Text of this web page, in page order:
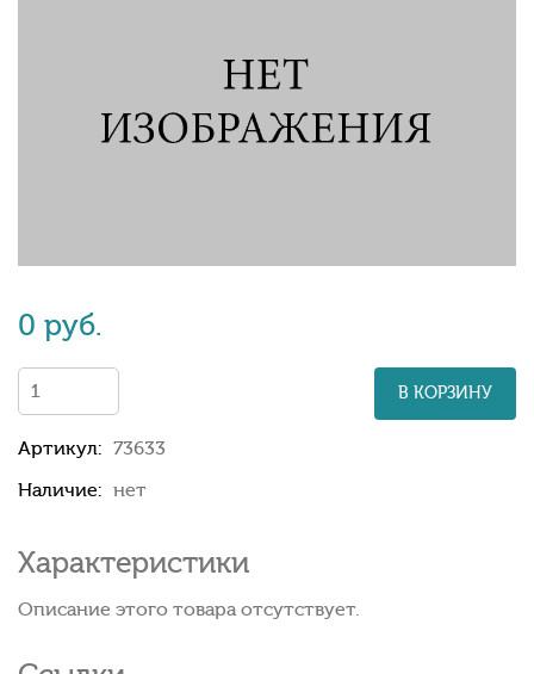
0 руб.
В КОРЗИНУ
Артикул: 73633
Наличие: нет
Характеристики
Описание этого товара отсутствует.